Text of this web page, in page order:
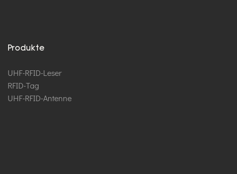
Produkte
UHF-RFID-Leser
RFID-Tag
UHF-RFID-Antenne